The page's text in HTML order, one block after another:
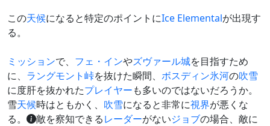
この天候になると特定のポイントにIce Elementalが出現す
る。
ミッションで、 フェ・インやズヴァール城を目指すため
に、 ラングモント峠を抜けた瞬間、 ボスディン氷河の吹雪
に度肝を抜かれたプレイヤーも多いのではないだろうか。
雪天候時はともかく、 吹雪になると非常に視界が悪くな
る。
敵を察知できるレーダーがないジョブの場合、敵に